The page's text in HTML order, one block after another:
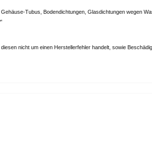
Tubus, Bodendichtungen, Glasdichtungen wegen
nicht um einen Herstellerfehler handelt, sowie